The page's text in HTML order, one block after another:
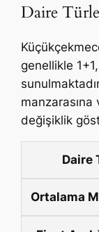
Daire
genellikle
manzarasına
değişiklik
Daire
Ortalama